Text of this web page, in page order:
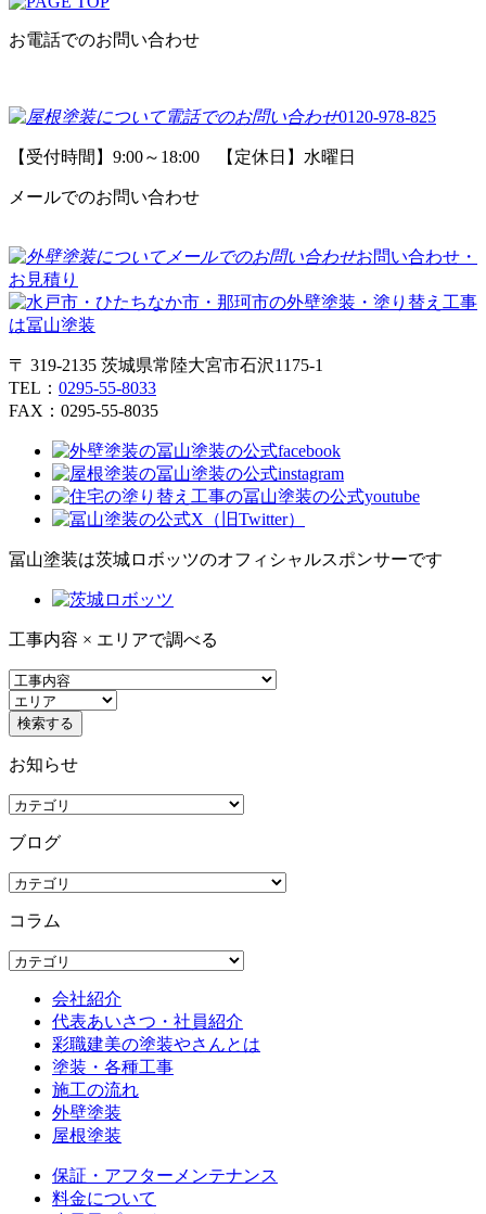
お電話でのお問い合わせ
0120-978-825
【受付時間】9:00～18:00 【定休日】水曜日
メールでのお問い合わせ
お問い合わせ・
お見積り
〒 319-2135 茨城県常陸大宮市石沢1175-1
TEL： 0295-55-8033
FAX：0295-55-8035
冨山塗装は茨城ロボッツのオフィシャルスポンサーです
工事内容 × エリアで調べる
お知らせ
ブログ
コラム
会社紹介
代表あいさつ・社員紹介
彩職建美の塗装やさんとは
塗装・各種工事
施工の流れ
外壁塗装
屋根塗装
保証・アフターメンテナンス
料金について